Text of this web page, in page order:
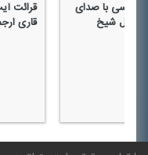
صدای
قرائت آیت الكرسی
قاری ارجمند،